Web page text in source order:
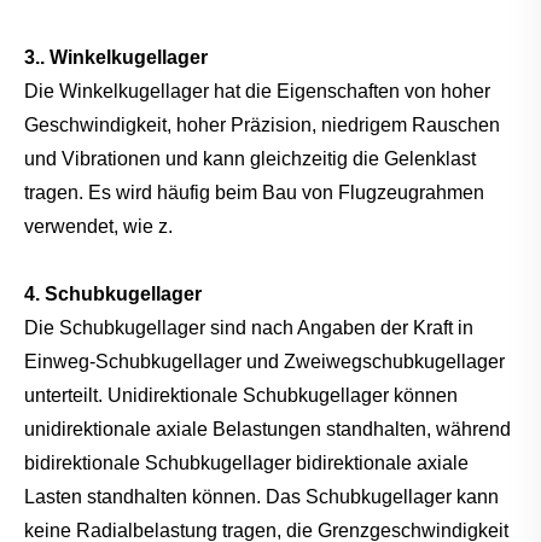
3.. Winkelkugellager
Die Winkelkugellager hat die Eigenschaften von hoher
Geschwindigkeit, hoher Präzision, niedrigem Rauschen
und Vibrationen und kann gleichzeitig die Gelenklast
tragen. Es wird häufig beim Bau von Flugzeugrahmen
verwendet, wie z.
4. Schubkugellager
Die Schubkugellager sind nach Angaben der Kraft in
Einweg-Schubkugellager und Zweiwegschubkugellager
unterteilt. Unidirektionale Schubkugellager können
unidirektionale axiale Belastungen standhalten, während
bidirektionale Schubkugellager bidirektionale axiale
Lasten standhalten können. Das Schubkugellager kann
keine Radialbelastung tragen, die Grenzgeschwindigkeit